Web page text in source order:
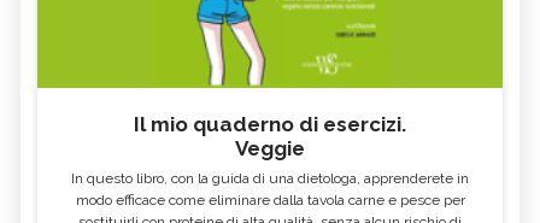
Il mio quaderno di esercizi.
Veggie
In questo libro, con la guida di una dietologa, apprenderete in
modo efficace come eliminare dalla tavola carne e pesce per